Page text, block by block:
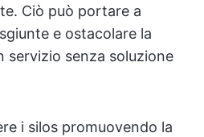
Ciò può portare a
e ostacolare la
servizio senza soluzione
i silos promuovendo la